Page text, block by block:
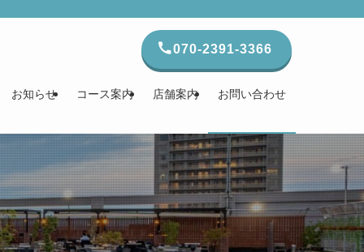
お知らせ コース案内 店舗案内 お問い合わせ
070-2391-3366